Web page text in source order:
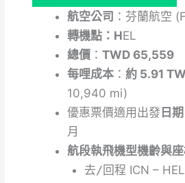
航空公司 ：芬蘭航空
轉機點：HEL
總價： TWD 65,559
每哩成本： 約 5.91
10,940 mi)
優惠票價適用出發 日期
月
航段執飛機型機齡與
去/回程 ICN – HEL